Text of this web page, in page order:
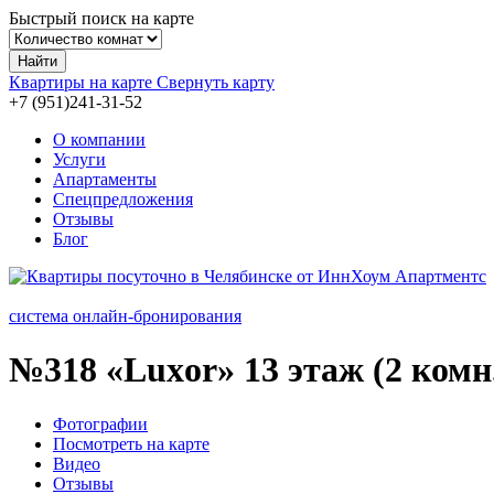
Быстрый поиск на карте
Найти
Квартиры на карте Свернуть карту
+7 (951)241-31-52
О компании
Услуги
Апартаменты
Спецпредложения
Отзывы
Блог
система онлайн-бронирования
№318 «Luxor» 13 этаж (2
Фотографии
Посмотреть на карте
Видео
Отзывы